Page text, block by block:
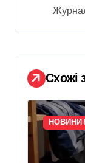
п
и
с
і
в
Схожі
НОВИНИ